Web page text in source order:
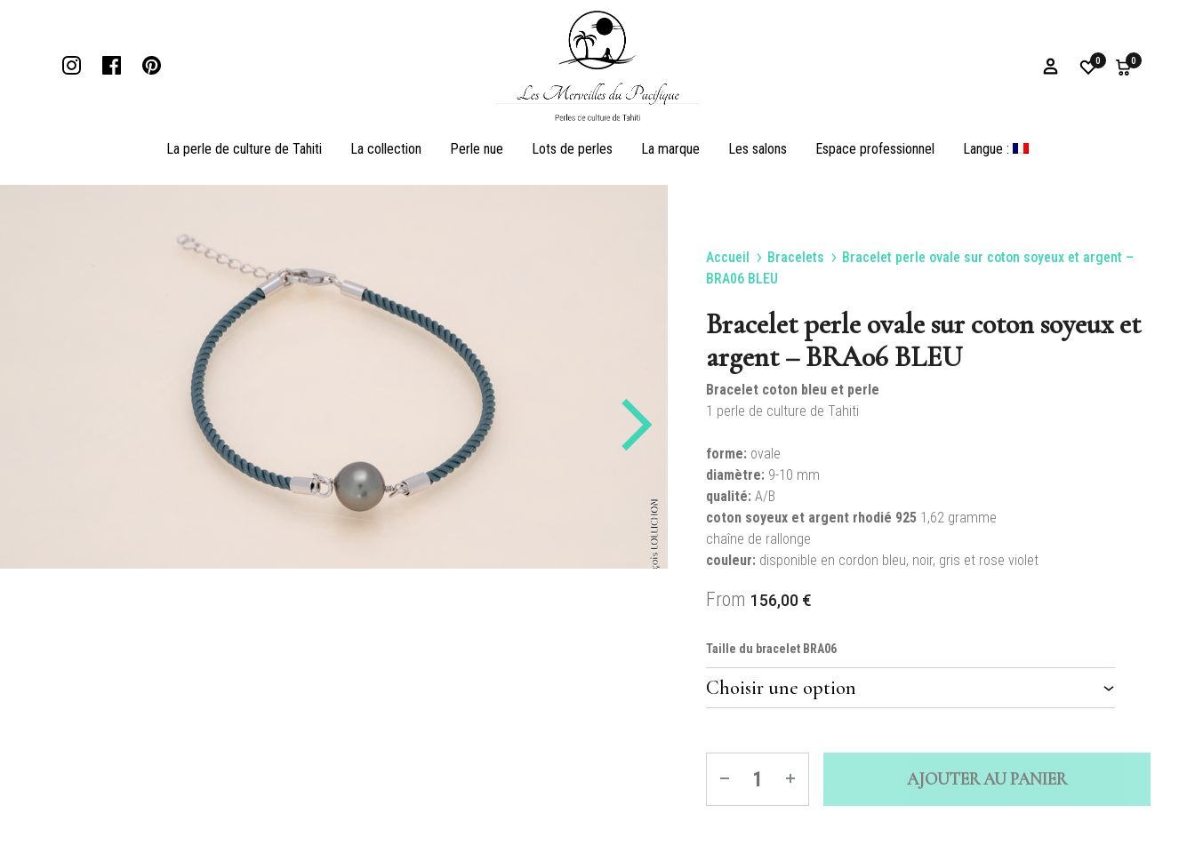
Merveilles
de
0 0
La perle de culture de Tahiti La collection
Bagues Bracelets
Colliers de perles
Perle nue Lots de perles La marque Les salons Espace professionnel Langue :
Accueil Bracelets
Bracelet perle ovale sur coton soyeux et argent –
BRA06 BLEU
Bracelet perle ovale sur coton soyeux et
argent – BRA06 BLEU
Bracelet coton bleu et perle
1 perle de culture de Tahiti
forme: ovale
diamètre: 9-10 mm
qualité: A/B
coton soyeux et argent rhodié 925 1,62 gramme
chaîne de rallonge
couleur: disponible en cordon bleu, noir, gris et rose violet
From 156,00 €
Taille du bracelet BRA06
AJOUTER AU PANIER